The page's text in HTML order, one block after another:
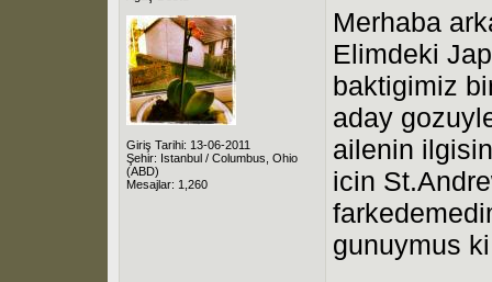
Giriş Tarihi: 13-06-2011
Şehir: Istanbul / Columbus, Ohio
(ABD)
Mesajlar: 1,260
Merhaba
Elimdeki
baktigimiz
aday
ailenin
icin
gunuymus